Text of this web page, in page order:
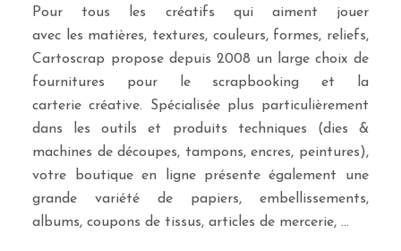
Pour tous les créatifs qui aiment jouer
avec les matières, textures, couleurs, formes, reliefs,
Cartoscrap propose depuis 2008 un large choix de
fournitures pour le scrapbooking et la
carterie créative. Spécialisée plus particulièrement
dans les outils et produits techniques (dies &
machines de découpes, tampons, encres, peintures),
votre boutique en ligne présente également une
grande variété de papiers, embellissements,
albums, coupons de tissus, articles de mercerie, …